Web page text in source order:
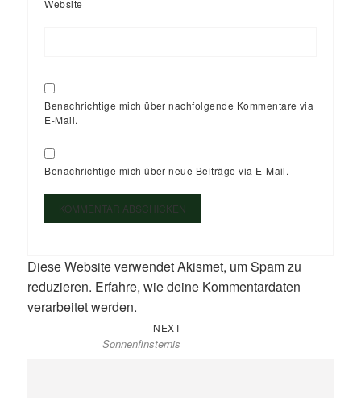
Website
Benachrichtige mich über nachfolgende Kommentare via
E-Mail.
Benachrichtige mich über neue Beiträge via E-Mail.
Diese Website verwendet Akismet, um Spam zu
reduzieren. Erfahre, wie deine Kommentardaten
verarbeitet werden.
NEXTNext
Sonnenfinsternis